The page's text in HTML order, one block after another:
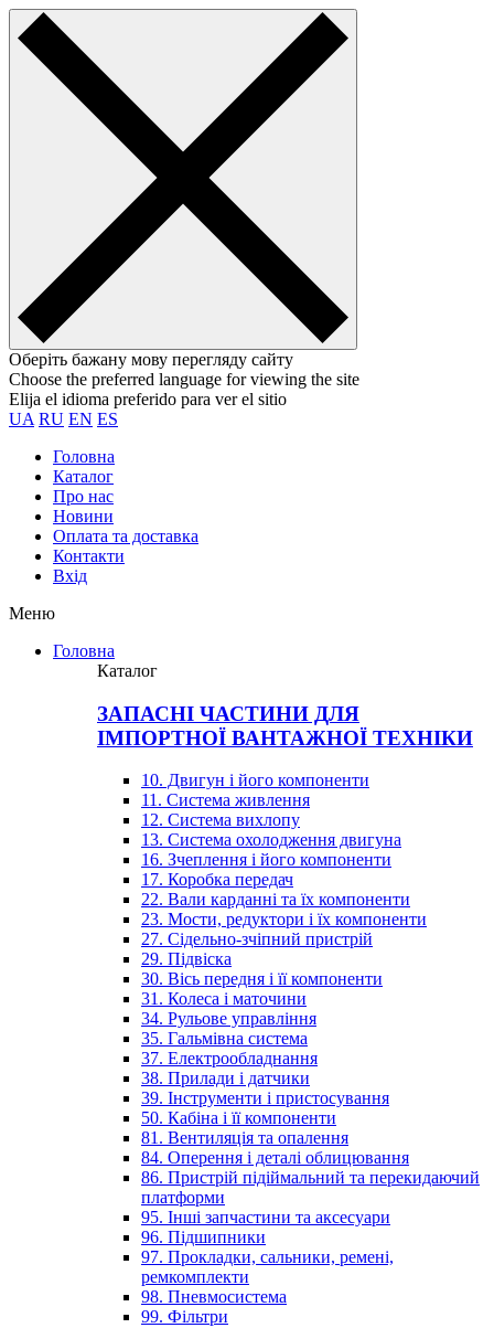
Оберіть бажану мову перегляду сайту
Choose the preferred language for viewing the site
Elija el idioma preferido para ver el sitio
UA RU EN ES
Головна
Каталог
Про нас
Новини
Оплата та доставка
Контакти
Вхiд
Меню
Головна
Каталог
ЗАПАСНІ ЧАСТИНИ ДЛЯ
ІМПОРТНОЇ ВАНТАЖНОЇ ТЕХНІКИ
10. Двигун і його компоненти
11. Система живлення
12. Система вихлопу
13. Система охолодження двигуна
16. Зчеплення і його компоненти
17. Коробка передач
22. Вали карданні та їх компоненти
23. Мости, редуктори і їх компоненти
27. Сідельно-зчіпний пристрій
29. Підвіска
30. Вісь передня і її компоненти
31. Колеса і маточини
34. Рульове управління
35. Гальмівна система
37. Електрообладнання
38. Прилади і датчики
39. Інструменти і пристосування
50. Кабіна і її компоненти
81. Вентиляція та опалення
84. Оперення і деталі облицювання
86. Пристрій підіймальний та перекидаючий
платформи
95. Інші запчастини та аксесуари
96. Підшипники
97. Прокладки, сальники, ремені,
ремкомплекти
98. Пневмосистема
99. Фільтри